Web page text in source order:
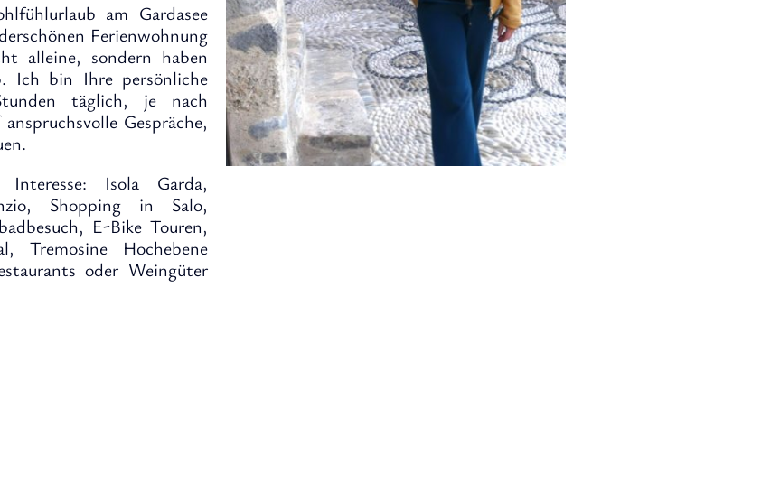
am Gardasee
Ferienwohnung
alleine, sondern haben
Ich bin Ihre persönliche
täglich, je nach
Gespräche,
Isola Garda,
Shopping in Salo,
E-Bike Touren,
Tremosine Hochebene
oder Weingüter